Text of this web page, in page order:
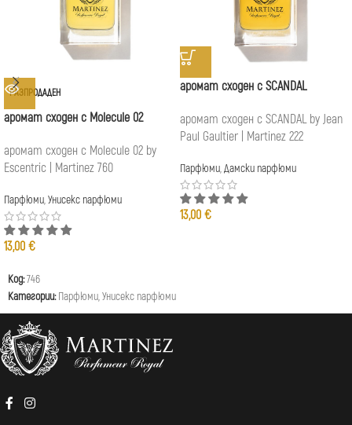
РАЗПРОДАДЕН
аромат сходен с Molecule 02
аромат сходен с Molecule 02 by
Escentric | Martinez 760
Парфюми,Унисекс парфюми
13,00 €
аромат сходен с SCANDAL
аромат сходен с SCANDAL by Jean
Paul Gaultier | Martinez 222
Парфюми,Дамски парфюми
13,00 €
Код:746
Категории: Парфюми,Унисекс парфюми